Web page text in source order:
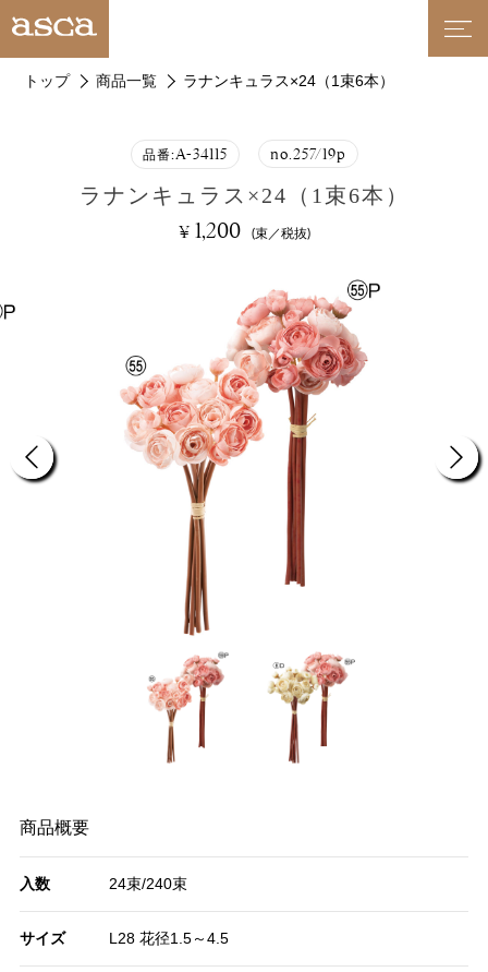
トップ 商品一覧 ラナンキュラス×24（1束6本）
品番:A-34115 no.257/19p
ラナンキュラス×24（1束6本）
¥ 1,200 (束／税抜)
商品概要
入数 24束/240束
サイズ L28 花径1.5～4.5